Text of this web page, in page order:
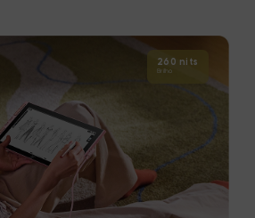
260 nits
Brilho